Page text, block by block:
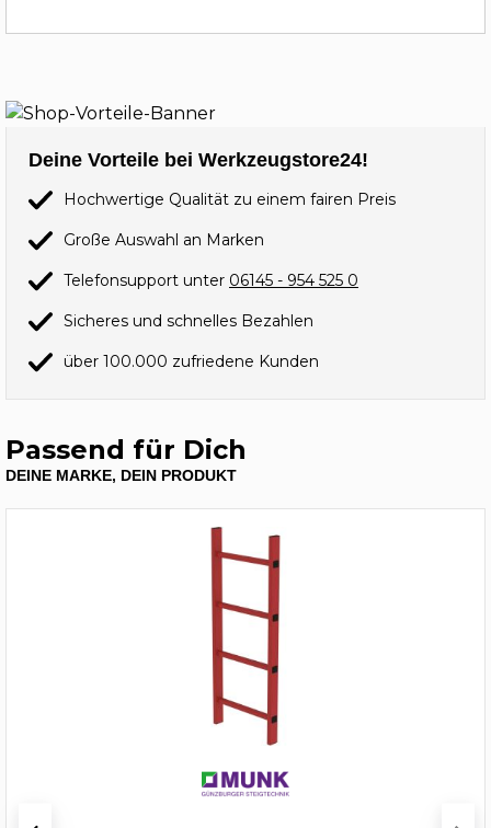
Deine Vorteile bei Werkzeugstore24!
Hochwertige Qualität zu einem fairen Preis
Große Auswahl an Marken
Telefonsupport unter 06145 - 954 525 0
Sicheres und schnelles Bezahlen
über 100.000 zufriedene Kunden
Passend für Dich
DEINE MARKE, DEIN PRODUKT